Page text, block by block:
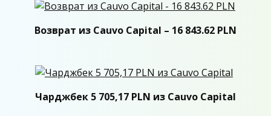
Возврат из Cauvo Capital – 16 843.62 PLN
Чарджбек 5 705,17 PLN из Cauvo Capital